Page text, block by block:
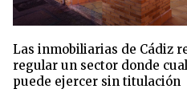
Las inmobiliarias de Cádiz
regular un sector donde
puede ejercer sin titulación